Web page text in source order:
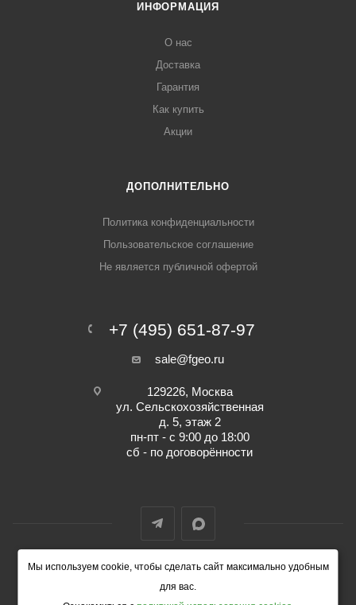
Мы используем cookie, чтобы сделать сайт максимально удобным
для вас.
ИНФОРМАЦИЯ
О нас
Доставка
Гарантия
Как купить
Акции
ДОПОЛНИТЕЛЬНО
Политика конфиденциальности
Пользовательское соглашение
Не является публичной офертой
+7 (495) 651-87-97
sale@fgeo.ru
129226, Москва
ул. Сельскохозяйственная
д. 5, этаж 2
пн-пт - с 9:00 до 18:00
сб - по договорённости
© 2014-2026 ФокусГео